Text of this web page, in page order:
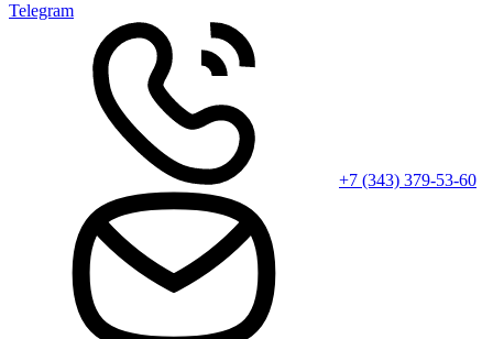
Telegram
+7 (343) 379-53-60